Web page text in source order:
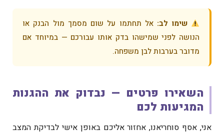
שימו לב: אל תחתמו על שום מסמך מול הבנק או
הנושה לפני שמישהו בדק אותו עבורכם — במיוחד אם
מדובר בערבות לבן משפחה.
השאירו פרטים — נבדוק את ההגנות
המגיעות לכם
אני, אסף סוחריאנו, אחזור אליכם באופן אישי לבדיקת המצב